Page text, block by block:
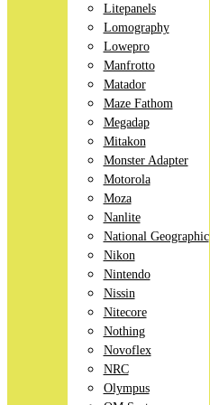
Litepanels
Lomography
Lowepro
Manfrotto
Matador
Maze Fathom
Megadap
Mitakon
Monster Adapter
Motorola
Moza
Nanlite
National Geographic
Nikon
Nintendo
Nissin
Nitecore
Nothing
Novoflex
NRC
Olympus